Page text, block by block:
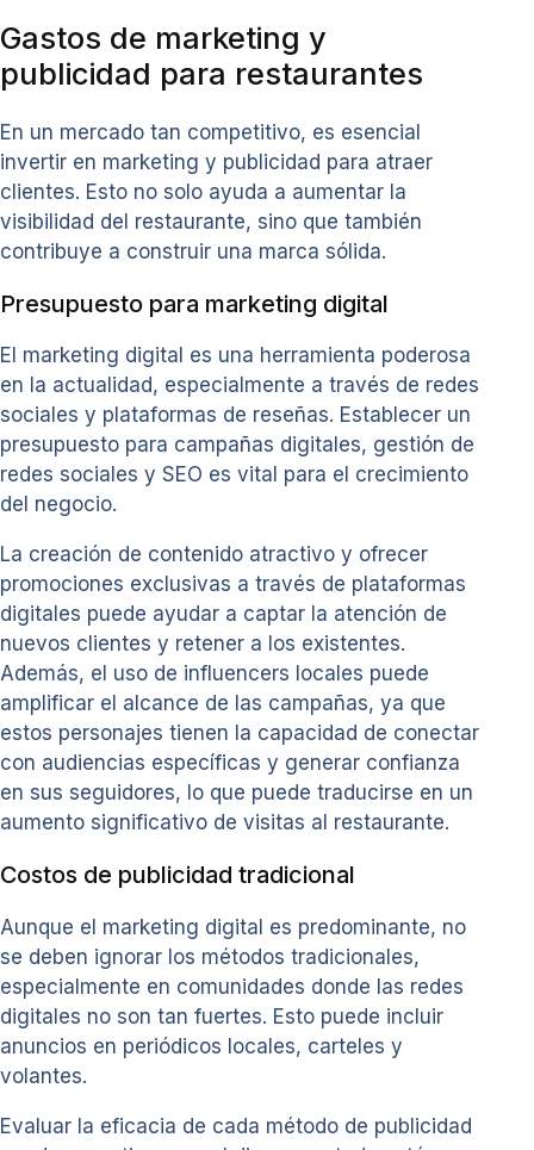
Gastos de marketing y
publicidad para restaurantes
En un mercado tan competitivo, es esencial
invertir en marketing y publicidad para atraer
clientes. Esto no solo ayuda a aumentar la
visibilidad del restaurante, sino que también
contribuye a construir una marca sólida.
Presupuesto para marketing digital
El marketing digital es una herramienta poderosa
en la actualidad, especialmente a través de redes
sociales y plataformas de reseñas. Establecer un
presupuesto para campañas digitales, gestión de
redes sociales y SEO es vital para el crecimiento
del negocio.
La creación de contenido atractivo y ofrecer
promociones exclusivas a través de plataformas
digitales puede ayudar a captar la atención de
nuevos clientes y retener a los existentes.
Además, el uso de influencers locales puede
amplificar el alcance de las campañas, ya que
estos personajes tienen la capacidad de conectar
con audiencias específicas y generar confianza
en sus seguidores, lo que puede traducirse en un
aumento significativo de visitas al restaurante.
Costos de publicidad tradicional
Aunque el marketing digital es predominante, no
se deben ignorar los métodos tradicionales,
especialmente en comunidades donde las redes
digitales no son tan fuertes. Esto puede incluir
anuncios en periódicos locales, carteles y
volantes.
Evaluar la eficacia de cada método de publicidad